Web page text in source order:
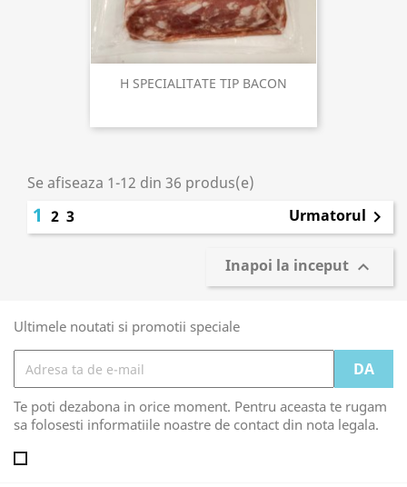
H SPECIALITATE TIP BACON
Se afiseaza 1-12 din 36 produs(e)
1 2 3 Urmatorul 
Inapoi la inceput 
Ultimele noutati si promotii speciale
Te poti dezabona in orice moment. Pentru aceasta te rugam
sa folosesti informatiile noastre de contact din nota legala.